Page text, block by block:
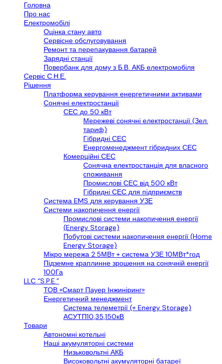
Головна
Про нас
Електромобілі
Оцінка стану авто
Сервісне обслуговування
Ремонт та перепакування батарей
Зарядні станції
Повербанк для дому з Б.В. АКБ електромобіля
Сервіс С.Н.Е.
Рішення
Платформа керування енергетичними активами
Сонячні електростанції
СЕС до 50 кВт
Мережеві сонячні електростанції (Зел.
тариф)
Гібридні СЕС
Енергоменеджмент гібридних СЕС
Комерційні СЕС
Сонячна електростанція для власного
споживання
Промислові СЕС від 500 кВт
Гібридні СЕС для підприємств
Cистема EMS для керування УЗЕ
Системи накопичення енергії
Промислові системи накопичення енергії
(Energy Storage)
Побутові системи накопичення енергії (Home
Energy Storage)
Мікро мережа 2.5МВт + система УЗЕ 10МВт*год
Підземне краплинне зрошення на сонячній енергії
100Га
LLС “S.P.E.”
ТОВ «Смарт Пауер Інжиніринг»
Енергетичний менеджмент
Система телеметрії (+ Energy Storage)
АСУТП10,35,150кВ
Товари
Автономні котельні
Наші акумуляторні системи
Низьковольтні АКБ
Високовольтні акумуляторні батареї